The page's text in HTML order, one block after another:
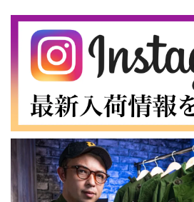
３.1947 New York Cubans
2026/07/01
2026/06/29
2026/06/27
ンデッキジャケット
レア 希少 Used No.4